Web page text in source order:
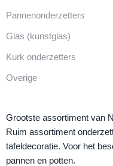
Pannenonderzetters
Glas (kunstglas)
Kurk onderzetters
Overige
Grootste assortiment van
Ruim assortiment
tafeldecoratie. Voor het
pannen en potten.